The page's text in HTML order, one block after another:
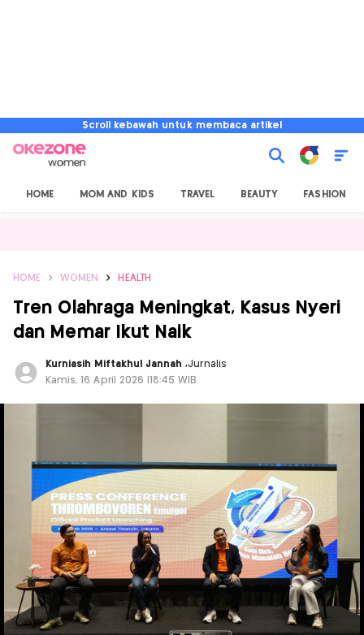
Scroll kebawah untuk membaca artikel
HOME MOM AND KIDS TRAVEL BEAUTY FASHION
HOME WOMEN HEALTH
Tren Olahraga Meningkat, Kasus Nyeri
dan Memar Ikut Naik
Kurniasih Miftakhul Jannah,Jurnalis
Kamis, 16 April 2026 |18:45 WIB